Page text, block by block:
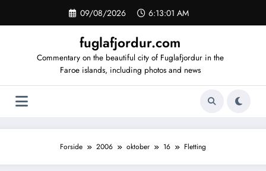
indhold
09/08/2026 6:13:02 AM
fuglafjordur.com
Commentary on the beautiful city of Fuglafjordur in the
Faroe islands, including photos and news
Forside 2006 oktober 16 Fletting